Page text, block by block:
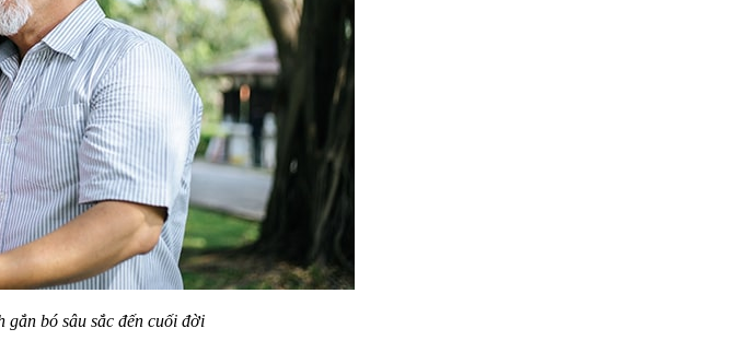
bó sâu sắc đến cuối đời